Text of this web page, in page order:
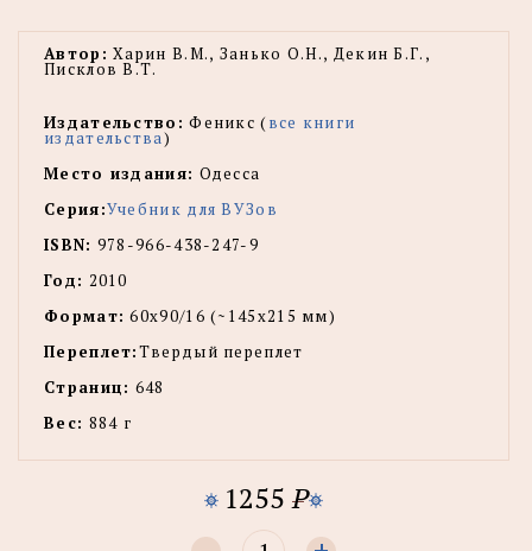
Автор: Харин В.М., Занько О.Н., Декин Б.Г.,
Писклов В.Т.
Издательство: Феникс (все книги
издательства)
Место издания: Одесса
Серия:Учебник для ВУЗов
ISBN: 978-966-438-247-9
Год: 2010
Формат: 60x90/16 (~145х215 мм)
Переплет:Твердый переплет
Страниц: 648
Вес: 884 г
1255 P